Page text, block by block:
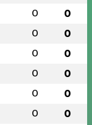
0 0
0 0
0 0
0 0
0 0
0 0